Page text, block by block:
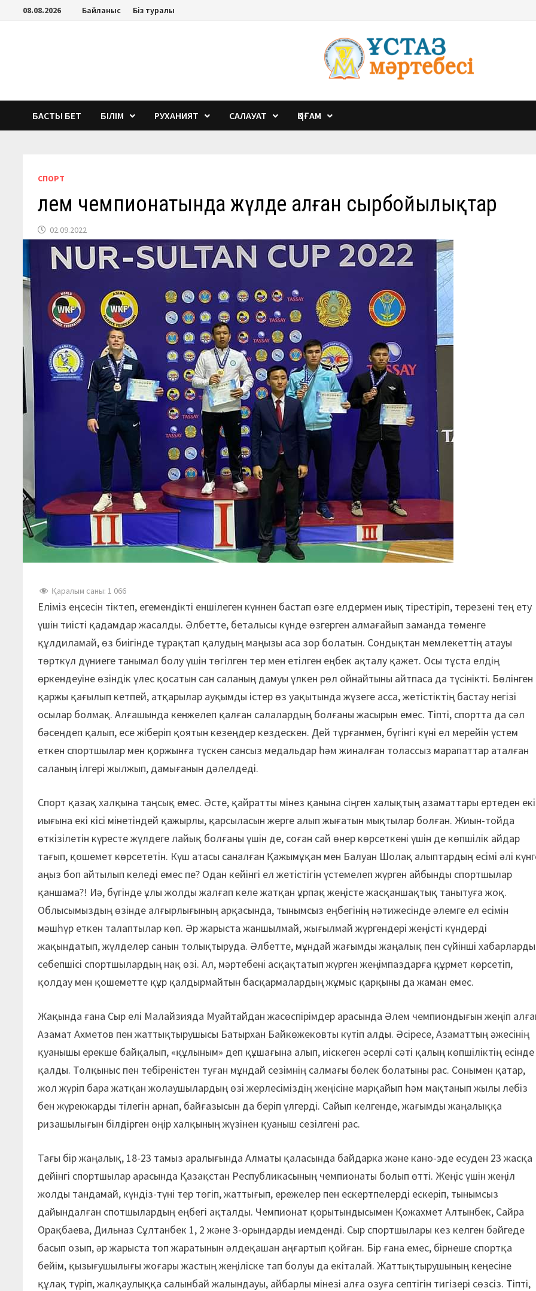
Перейти08.08.2026 Байланыс Біз туралы
БАСТЫ БЕТ БІЛІМ РУХАНИЯТ САЛАУАТ ҚОҒАМ
СПОРТ
Әлем чемпионатында жүлде алған сырбойылықтар
02.09.2022
Қаралым саны: 1 066
Еліміз еңсесін тіктеп, егемендікті еншілеген күннен бастап өзге елдермен иық тірестіріп, терезені тең ету
үшін тиісті қадамдар жасалды. Әлбетте, беталысы күнде өзгерген алмағайып заманда төменге
құлдиламай, өз биігінде тұрақтап қалудың маңызы аса зор болатын. Сондықтан мемлекеттің атауы
төрткүл дүниеге танымал болу үшін төгілген тер мен етілген еңбек ақталу қажет. Осы тұста елдің
өркендеуіне өзіндік үлес қосатын сан саланың дамуы үлкен рөл ойнайтыны айтпаса да түсінікті. Бөлінген
қаржы қағылып кетпей, атқарылар ауқымды істер өз уақытында жүзеге асса, жетістіктің бастау негізі
осылар болмақ. Алғашында кенжелеп қалған салалардың болғаны жасырын емес. Тіпті, спортта да сәл
бәсеңдеп қалып, есе жіберіп қоятын кезеңдер кездескен. Дей тұрғанмен, бүгінгі күні ел мерейін үстем
еткен спортшылар мен қоржынға түскен сансыз медальдар һәм жиналған толассыз марапаттар аталған
саланың ілгері жылжып, дамығанын дәлелдеді.
Спорт қазақ халқына таңсық емес. Әсте, қайратты мінез қанына сіңген халықтың азаматтары ертеден екі
иығына екі кісі мінетіндей қажырлы, қарсыласын жерге алып жығатын мықтылар болған. Жиын-тойда
өткізілетін күресте жүлдеге лайық болғаны үшін де, соған сай өнер көрсеткені үшін де көпшілік айдар
тағып, қошемет көрсететін. Күш атасы саналған Қажымұқан мен Балуан Шолақ алыптардың есімі әлі
аңыз боп айтылып келеді емес пе? Одан кейінгі ел жетістігін үстемелеп жүрген айбынды спортшылар
қаншама?! Иә, бүгінде ұлы жолды жалғап келе жатқан ұрпақ жеңісте жасқаншақтық танытуға жоқ.
Облысымыздың өзінде алғырлығының арқасында, тынымсыз еңбегінің нәтижесінде әлемге ел есімін
мәшһүр еткен талаптылар көп. Әр жарыста жаншылмай, жығылмай жүргендері жеңісті күндерді
жақындатып, жүлделер санын толықтыруда. Әлбетте, мұндай жағымды жаңалық пен сүйінші
себепшісі спортшылардың нақ өзі. Ал, мәртебені асқақтатып жүрген жеңімпаздарға құрмет көрсетіп,
қолдау мен қошеметте құр қалдырмайтын басқармалардың жұмыс қарқыны да жаман емес.
Жақында ғана Сыр елі Малайзияда Муайтайдан жасөспірімдер арасында Әлем чемпиондығын жеңіп
Азамат Ахметов пен жаттықтырушысы Батырхан Байкөжековты күтіп алды. Әсіресе, Азаматтың әжесінің
қуанышы ерекше байқалып, «құлыным» деп құшағына алып, иіскеген әсерлі сәті қалың көпшіліктің есінде
қалды. Толқыныс пен тебіреністен туған мұндай сезімнің салмағы бөлек болатыны рас. Сонымен қатар,
жол жүріп бара жатқан жолаушылардың өзі жерлесіміздің жеңісіне марқайып һәм мақтанып жылы лебіз
бен жүрекжарды тілегін арнап, байғазысын да беріп үлгерді. Сайып келгенде, жағымды жаңалыққа
ризашылығын білдірген өңір халқының жүзінен қуаныш сезілгені рас.
Тағы бір жаңалық, 18-23 тамыз аралығында Алматы қаласында байдарка және кано-эде есуден 23 жасқа
дейінгі спортшылар арасында Қазақстан Республикасының чемпионаты болып өтті. Жеңіс үшін жеңіл
жолды тандамай, күндіз-түні тер төгіп, жаттығып, ережелер пен ескертпелерді ескеріп, тынымсыз
дайындалған спотшылардың еңбегі ақталды. Чемпионат қорытындысымен Қожахмет Алтынбек, Сайра
Орақбаева, Дильназ Сұлтанбек 1, 2 және 3-орындарды иемденді. Сыр спортшылары кез келген бәйгеде
басып озып, әр жарыста топ жаратынын әлдеқашан аңғартып қойған. Бір ғана емес, бірнеше спортқа
бейім, қызығушылығы жоғары жастың жеңіліске тап болуы да екіталай. Жаттықтырушының кеңесіне
құлақ түріп, жалқаулыққа салынбай жалындауы, айбарлы мінезі алға озуға септігін тигізері сөзсіз. Тіпті,